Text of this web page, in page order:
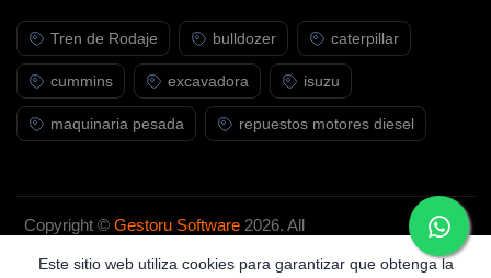
Tren de Rodaje bulldozer caterpillar
cummins excavadora isuzu
maquinaria pesada repuestos motores diesel
Copyright ©Gestoru Software 2026. All
Este sitio web utiliza cookies para garantizar que obtenga la